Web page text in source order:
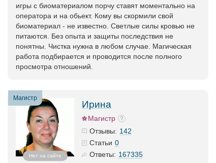
игры с биоматериалом порчу ставят моментально на
оператора и на обьект. Кому вы скормили свой
биоматериал - не известно. Светлые силы кровью не
питаются. Без опыта и защиты последствия не
понятны. Чистка нужна в любом случае. Магическая
работа подбирается и проводится после полного
просмотра отношений.
Магистр
Нет на сайте
Ирина
Магистр
Отзывы: 142
Статьи 0
Ответы: 167335